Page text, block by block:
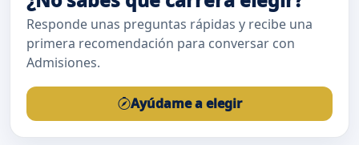
Responde unas preguntas rápidas y recibe una
primera recomendación para conversar con
Admisiones.
Ayúdame a elegir